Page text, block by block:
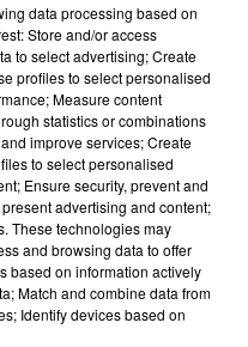
technologique qui
de marque co-construite
dans une société
avecRadioplayer
une dimension
regroupe déja̬
dans 13 pays, la France
lancer une telle solution,
Pays-Bas et en Sue̬de.
data processing based on
Store and/or access
to select advertising; Create
profiles to select personalised
Measure content
statistics or combinations
improve services; Create
to select personalised
Ensure security, prevent and
advertising and content;
These technologies may
and browsing data to offer
based on information actively
Match and combine data from
Identify devices based on